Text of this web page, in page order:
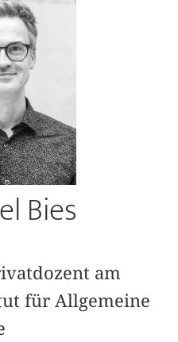
Bies
am
für Allgemeine